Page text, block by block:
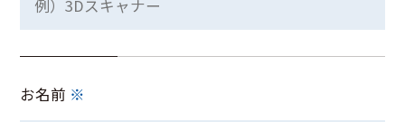
お名前 ※